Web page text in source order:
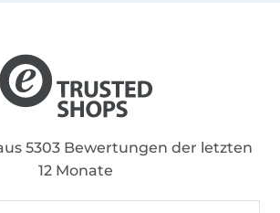
5303 Bewertungen der letzten
12 Monate